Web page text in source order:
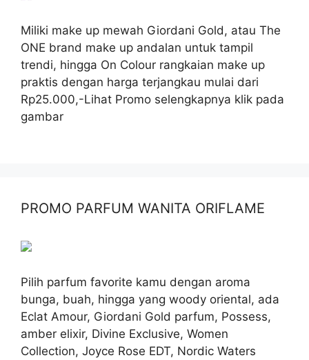
Miliki make up mewah Giordani Gold, atau The
ONE brand make up andalan untuk tampil
trendi, hingga On Colour rangkaian make up
praktis dengan harga terjangkau mulai dari
Rp25.000,-Lihat Promo selengkapnya klik pada
gambar
PROMO PARFUM WANITA ORIFLAME
Pilih parfum favorite kamu dengan aroma
bunga, buah, hingga yang woody oriental, ada
Eclat Amour, Giordani Gold parfum, Possess,
amber elixir, Divine Exclusive, Women
Collection, Joyce Rose EDT, Nordic Waters